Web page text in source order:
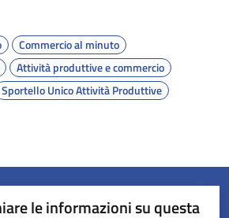
Commercio al minuto
Attività produttive e commercio
Sportello Unico Attività Produttive
le informazioni su questa